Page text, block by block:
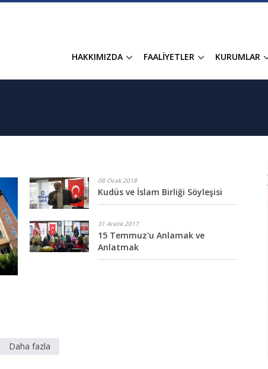
HAKKIMIZDA FAALİYETLER KURUMLAR
08 Ocak 2018
Kudüs ve İslam Birliği Söyleşisi
31 Aralık 2017
15 Temmuz'u Anlamak ve
Anlatmak
Daha fazla